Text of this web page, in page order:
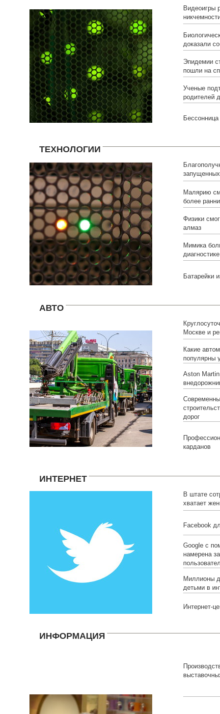
Видеоигры
доказали
Эпидемии
пошли на
Ученые
родителей
ТЕХНОЛОГИИ
под
Малярию
более
Физики
алмаз
Мимика
диагностике
Батарейки
АВТО
Москве и
Какие
популярны
Aston
дорог
карданов
ИНТЕРНЕТ
В штате
хватает
Facebook
Google с
намерена
Миллионы
детьми в
Интернет-
ИНФОРМАЦИЯ